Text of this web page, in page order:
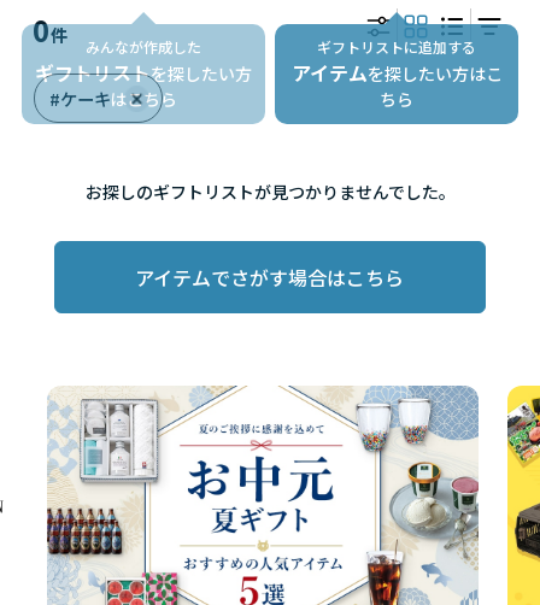
みんなが作成した
ギフトリストを探したい方
はこちら
ギフトリストに追加する
アイテムを探したい方はこ
ちら
0件
#ケーキ
お探しのギフトリストが見つかりませんでした。
アイテムでさがす場合はこちら